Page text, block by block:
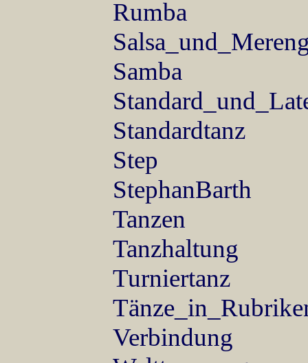
Rumba
Samba
Standardtanz
Step
StephanBarth
Tanzen
Tanzhaltung
Turniertanz
Verbindung